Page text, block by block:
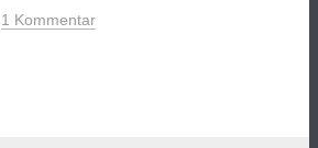
des
1 Kommentar